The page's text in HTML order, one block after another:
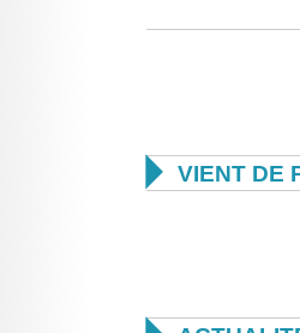
 VIENT DE